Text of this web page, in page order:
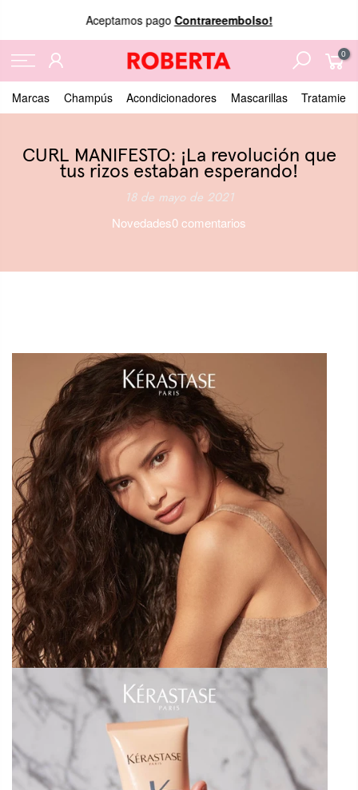
Aceptamos pago Contrareembolso!
0
Marcas Champús Acondicionadores Mascarillas
CURL MANIFESTO: ¡La revolución que
tus rizos estaban esperando!
18 de mayo de 2021
Novedades0 comentarios